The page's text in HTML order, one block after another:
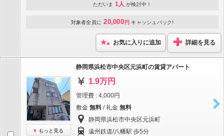
ただいま 1人 が検討中！
対象者全員に 20,000 円 キャッシュバック!
お気に入りに追加 詳細を見る
もっと見る
静岡県浜松市中央区元浜町の賃貸アパート
1.9万円
管理費 : 4,000円
敷金 無料 / 礼金 無料
静岡県浜松市中央区元浜町
遠州鉄道/八幡駅 歩5分